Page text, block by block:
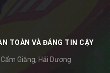
TOÀN VÀ ĐÁNG TIN CẬY
Giằng, Hải Dương